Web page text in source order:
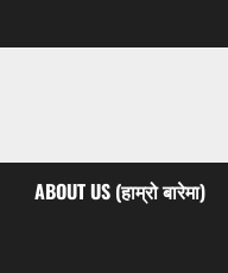
ABOUT US (हाम्रो बारेमा)